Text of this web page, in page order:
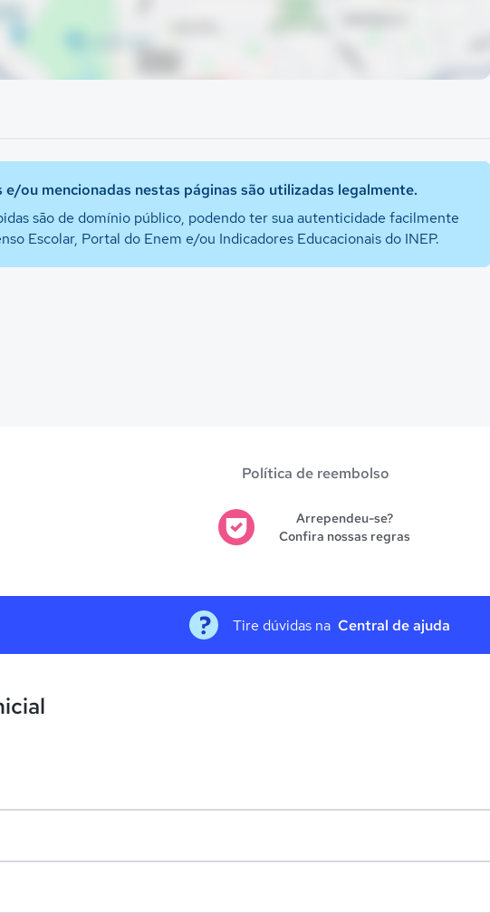
ou mencionadas nestas páginas são utilizadas legalmente.
são de domínio público, podendo ter sua autenticidade facilmente
Escolar, Portal do Enem e/ou Indicadores Educacionais do INEP.
Política de reembolso
Arrependeu-se?
Confira nossas regras
Tire dúvidas na Central de ajuda